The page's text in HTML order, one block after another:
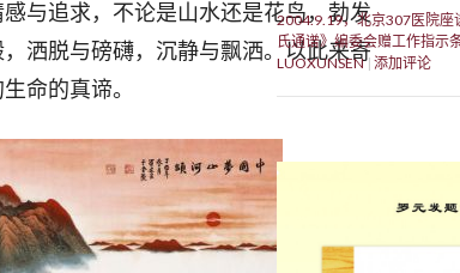
与追求，不论是山水还是花鸟，勃发
洒脱与磅礴，沉静与飘洒。以此来寄
命的真谛。
2004.9.19，北京307医院座
氏通谱》编委会赠工作指示
LUOXUNSEN 添加评论